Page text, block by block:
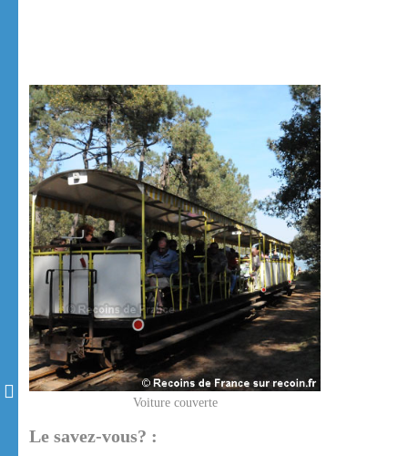
Voiture couverte
Le savez-vous? :